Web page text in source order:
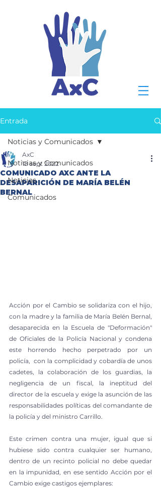
Entrada
Noticias y Comunicados
Noticias
Comunicados
Noticias y Comunicados
COMUNICADO AXC ANTE LA
DESAPARICIÓN DE MARÍA BELÉN
BERNAL
AxC
18 sept 2022
Acción por el Cambio se solidariza con el hijo,
con la madre y la familia de María Belén Bernal,
desaparecida en la Escuela de "Deformación"
de Oficiales de la Policía Nacional y condena
este horrendo hecho perpetrado por un
policía,  con la complicidad y cobardía de unos
cadetes, la colaboración de los guardias, la
negligencia de un fiscal, la ineptitud del
director de la escuela y exige la asunción de las
responsabilidades políticas del comandante de
la policía y del ministro Carrillo.
Este crimen contra una mujer, igual que si
hubiese sido contra cualquier ser humano,
dentro de un recinto policial no debe quedar
en la impunidad, en ese sentido Acción por el
Cambio exige castigos ejemplares: